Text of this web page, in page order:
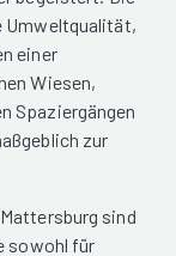
Umweltqualität,
einer
Wiesen,
Spaziergängen
zur
sind
sowohl für